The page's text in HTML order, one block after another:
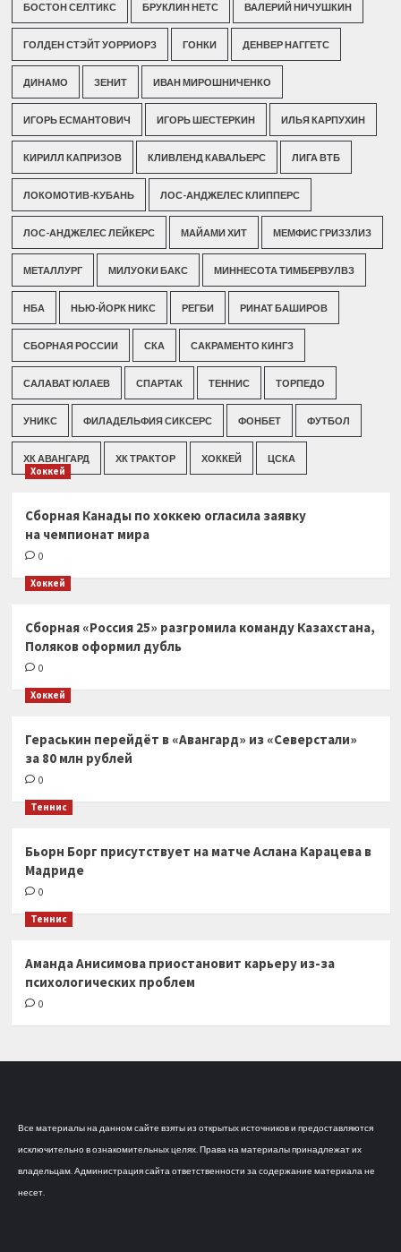
БОСТОН СЕЛТИКС БРУКЛИН НЕТС ВАЛЕРИЙ НИЧУШКИН
ГОЛДЕН СТЭЙТ УОРРИОРЗ ГОНКИ ДЕНВЕР НАГГЕТС
ДИНАМО ЗЕНИТ ИВАН МИРОШНИЧЕНКО
ИГОРЬ ЕСМАНТОВИЧ ИГОРЬ ШЕСТЕРКИН ИЛЬЯ КАРПУХИН
КИРИЛЛ КАПРИЗОВ КЛИВЛЕНД КАВАЛЬЕРС ЛИГА ВТБ
ЛОКОМОТИВ-КУБАНЬ ЛОС-АНДЖЕЛЕС КЛИППЕРС
ЛОС-АНДЖЕЛЕС ЛЕЙКЕРС МАЙАМИ ХИТ МЕМФИС ГРИЗЗЛИЗ
МЕТАЛЛУРГ МИЛУОКИ БАКС МИННЕСОТА ТИМБЕРВУЛВЗ
НБА НЬЮ-ЙОРК НИКС РЕГБИ РИНАТ БАШИРОВ
СБОРНАЯ РОССИИ СКА САКРАМЕНТО КИНГЗ
САЛАВАТ ЮЛАЕВ СПАРТАК ТЕННИС ТОРПЕДО
УНИКС ФИЛАДЕЛЬФИЯ СИКСЕРС ФОНБЕТ ФУТБОЛ
ХК АВАНГАРД ХК ТРАКТОР ХОККЕЙ ЦСКА
Хоккей
Сборная Канады по хоккею огласила заявку
на чемпионат мира
0
Хоккей
Сборная «Россия 25» разгромила команду Казахстана,
Поляков оформил дубль
0
Хоккей
Гераськин перейдёт в «Авангард» из «Северстали»
за 80 млн рублей
0
Теннис
Бьорн Борг присутствует на матче Аслана Карацева в
Мадриде
0
Теннис
Аманда Анисимова приостановит карьеру из-за
психологических проблем
0
Все материалы на данном сайте взяты из открытых источников и предоставляются
исключительно в ознакомительных целях. Права на материалы принадлежат их
владельцам. Администрация сайта ответственности за содержание материала не
несет.